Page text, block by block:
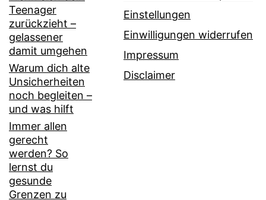
Teenager
zurückzieht –
gelassener
damit umgehen
Warum dich alte
Unsicherheiten
noch begleiten –
und was hilft
Immer allen
gerecht
werden? So
lernst du
gesunde
Grenzen zu
Einstellungen
Einwilligungen widerrufen
Impressum
Disclaimer